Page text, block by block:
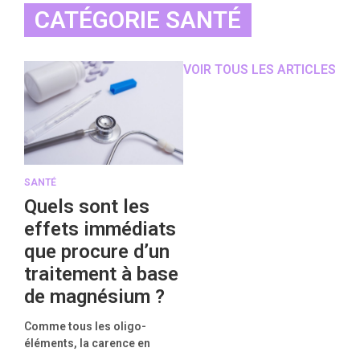
CATÉGORIE SANTÉ
VOIR TOUS LES ARTICLES
SANTÉ
Quels sont les
effets immédiats
que procure d’un
traitement à base
de magnésium ?
Comme tous les oligo-
éléments, la carence en